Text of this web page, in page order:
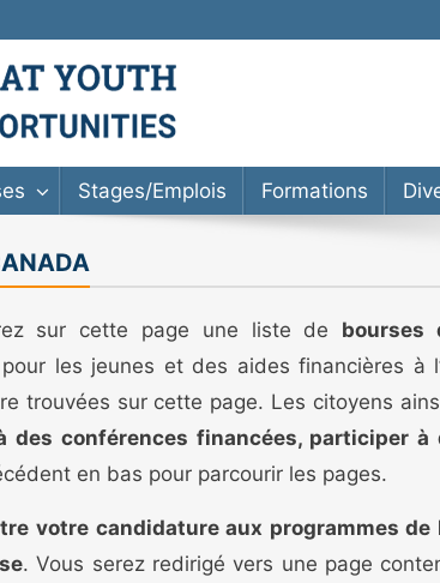
Opportunities
formation, entrepreneuriat
Stages/Emplois Formations
sur cette page une liste de bourses
les jeunes et des aides financières à
trouvées sur cette page. Les citoyens
des conférences financées, participer
en bas pour parcourir les pages.
votre candidature aux programmes
. Vous serez redirigé vers une page